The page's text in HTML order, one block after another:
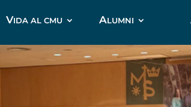
VIDA AL CMU ALUMNI